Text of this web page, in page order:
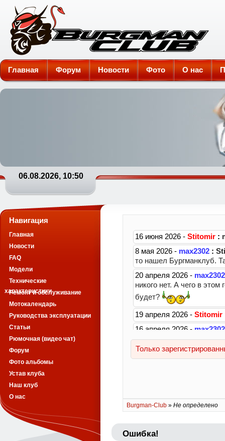
Burgman-Club
Главная Форум Новости Фото О нас
06.08.2026, 10:50
Burgman-Club » Не определено
Ошибка!
Навигация
Главная
Новости
FAQ
Модели
Технические
характеристики
Ремонт и обслуживание
Мотокалендарь
Руководства эксплуатации
Статьи
Рюмочная (видео чат)
Форум
Фото альбомы
Устав клуба
Наш клуб
О нас